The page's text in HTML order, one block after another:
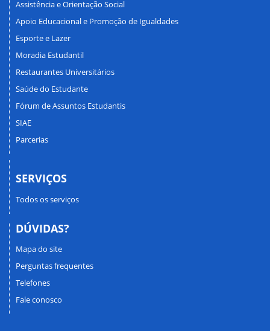
Assistência e Orientação Social
Apoio Educacional e Promoção de Igualdades
Esporte e Lazer
Moradia Estudantil
Restaurantes Universitários
Saúde do Estudante
Fórum de Assuntos Estudantis
SIAE
Parcerias
SERVIÇOS
Todos os serviços
DÚVIDAS?
Mapa do site
Perguntas frequentes
Telefones
Fale conosco